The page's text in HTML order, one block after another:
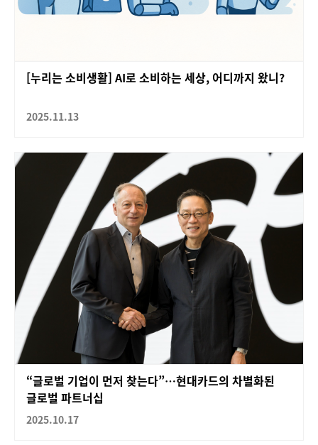
[누리는 소비생활] AI로 소비하는 세상, 어디까지 왔니?
2025.11.13
“글로벌 기업이 먼저 찾는다”…현대카드의 차별화된
글로벌 파트너십
2025.10.17